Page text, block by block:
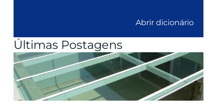
Abrir dicionário
Últimas Postagens